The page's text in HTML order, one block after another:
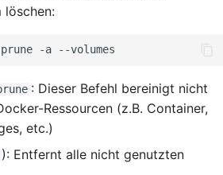
löschen:
prune -a
: Dieser Befehl bereinigt nicht
Ressourcen (z.B. Container,
etc.)
): Entfernt alle nicht genutzten